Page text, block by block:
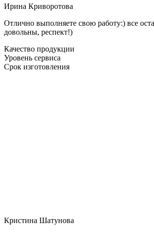
Ирина Криворотова
Отлично выполняете свою работу:) все
довольны, респект!)
Качество продукции
Уровень сервиса
Срок изготовления
Кристина Шатунова